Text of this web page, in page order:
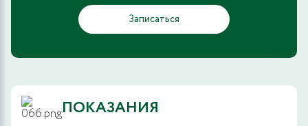
Записаться
ПОКАЗАНИЯ